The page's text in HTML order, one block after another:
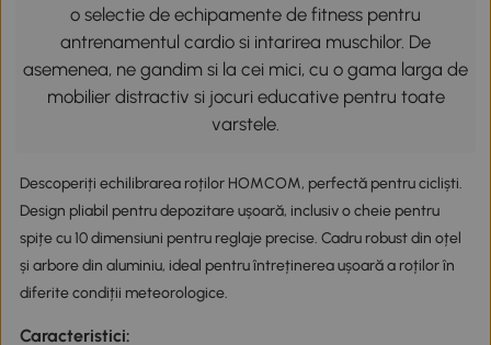
o selectie de echipamente de fitness pentru
antrenamentul cardio si intarirea muschilor. De
asemenea, ne gandim si la cei mici, cu o gama larga de
mobilier distractiv si jocuri educative pentru toate
varstele.
Descoperiți echilibrarea roților HOMCOM, perfectă pentru cicliști.
Design pliabil pentru depozitare ușoară, inclusiv o cheie pentru
spițe cu 10 dimensiuni pentru reglaje precise. Cadru robust din oțel
și arbore din aluminiu, ideal pentru întreținerea ușoară a roților în
diferite condiții meteorologice.
Caracteristici: